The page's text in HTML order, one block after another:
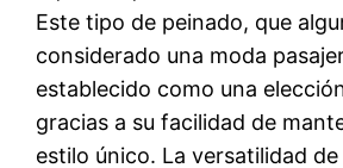
Este tipo de peinado, que
considerado una moda
establecido como una
gracias a su facilidad de
estilo único. La versatilidad